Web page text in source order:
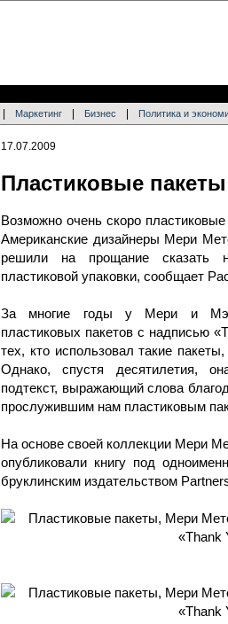
Маркетинг Бизнес Политика и
17.07.2009
Пластиковые
Возможно очень скоро
Американские дизайнеры Мери
решили на прощание сказать
пластиковой упаковки, сообщает
За многие годы у Мери и
пластиковых пакетов с надписью
тех, кто использовал такие
Однако, спустя десятилетия,
подтекст, выражающий слова
прослужившим нам пластиковым
На основе своей коллекции Мери
опубликовали книгу под
бруклинским издательством